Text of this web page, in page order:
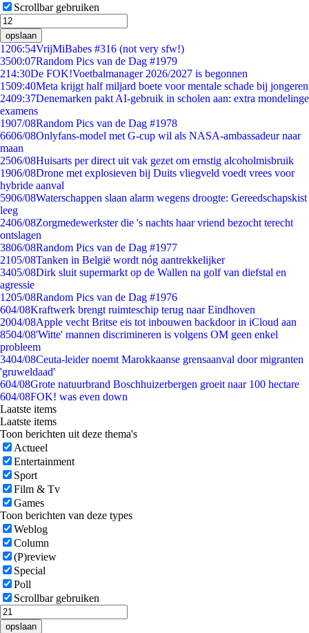
Scrollbar gebruiken
opslaan
1206:54VrijMiBabes #316 (not very sfw!)
3500:07Random Pics van de Dag #1979
214:30De FOK!Voetbalmanager 2026/2027 is begonnen
1509:40Meta krijgt half miljard boete voor mentale schade bij jongeren
2409:37Denemarken pakt AI-gebruik in scholen aan: extra mondelinge
examens
1907/08Random Pics van de Dag #1978
6606/08Onlyfans-model met G-cup wil als NASA-ambassadeur naar
maan
2506/08Huisarts per direct uit vak gezet om ernstig alcoholmisbruik
1906/08Drone met explosieven bij Duits vliegveld voedt vrees voor
hybride aanval
5906/08Waterschappen slaan alarm wegens droogte: Gereedschapskist
leeg
2406/08Zorgmedewerkster die 's nachts haar vriend bezocht terecht
ontslagen
3806/08Random Pics van de Dag #1977
2105/08Tanken in België wordt nóg aantrekkelijker
3405/08Dirk sluit supermarkt op de Wallen na golf van diefstal en
agressie
1205/08Random Pics van de Dag #1976
604/08Kraftwerk brengt ruimteschip terug naar Eindhoven
2004/08Apple vecht Britse eis tot inbouwen backdoor in iCloud aan
8504/08'Witte' mannen discrimineren is volgens OM geen enkel
probleem
3404/08Ceuta-leider noemt Marokkaanse grensaanval door migranten
'gruweldaad'
604/08Grote natuurbrand Boschhuizerbergen groeit naar 100 hectare
604/08FOK! was even down
Laatste items
Laatste items
Toon berichten uit deze thema's
Actueel
Entertainment
Sport
Film & Tv
Games
Toon berichten van deze types
Weblog
Column
(P)review
Special
Poll
Scrollbar gebruiken
opslaan